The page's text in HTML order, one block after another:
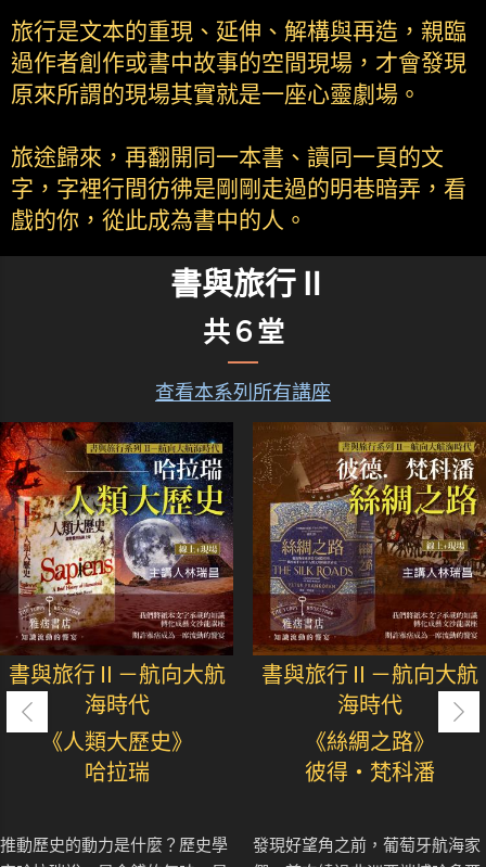
旅行是文本的重現、延伸、解構與再造，親臨
過作者創作或書中故事的空間現場，才會發現
原來所謂的現場其實就是一座心靈劇場。
旅途歸來，再翻開同一本書、讀同一頁的文
字，字裡行間彷彿是剛剛走過的明巷暗弄，看
戲的你，從此成為書中的人。
書與旅行Ⅱ
共６堂
查看本系列所有講座
書與旅行Ⅱ－航向大航
海時代
《人類大歷史》
哈拉瑞
推動歷史的動力是什麼？歷史學
書與旅行Ⅱ－航向大航
海時代
《絲綢之路》
彼得・梵科潘
發現好望角之前，葡萄牙航海家